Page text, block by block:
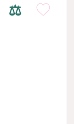
⚖